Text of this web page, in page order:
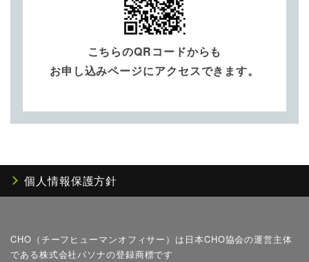
こちらのQRコードからも
お申し込みページにアクセスできます。
個人情報保護方針
CHO（チーフヒューマンオフィサー）は日本CHO協会の運営主体
である株式会社パソナの登録商標です